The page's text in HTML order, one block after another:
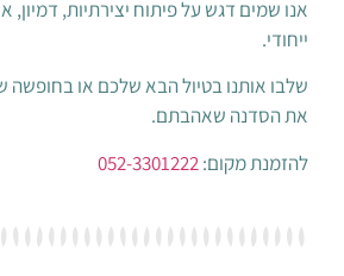
על פיתוח יצירתיות, דמיון, אומנותיות
בטיול הבא שלכם או בחופשה שלכם
שאהבתם.
052-3301222